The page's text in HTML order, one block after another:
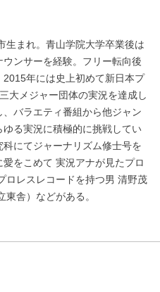
生まれ。青山学院大学卒業後は
ンサーを経験。フリー転向後
年には史上初めて新日本プ
大メジャー団体の実況を達成し
バラエティ番組から他ジャン
る実況に積極的に挑戦してい
にてジャーナリズム修士号を
をこめて 実況アナが見たプロ
ロレスレコードを持つ男 清野茂
舎）などがある。